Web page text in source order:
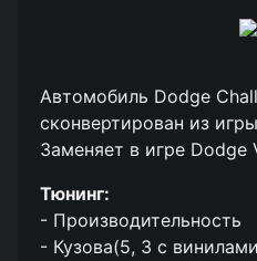
Автомобиль Dodge
сконвертирован из
Заменяет в игре Dodge
Тюнинг:
- Производительность
- Кузова(5, 3 с